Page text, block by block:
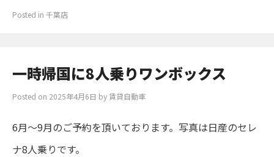
Posted in千葉店
一時帰国に8人乗りワンボックス
Posted on 2025年4月6日 by賃貸自動車
6月～9月のご予約を頂いております。写真は日産のセレ
ナ8人乗りです。